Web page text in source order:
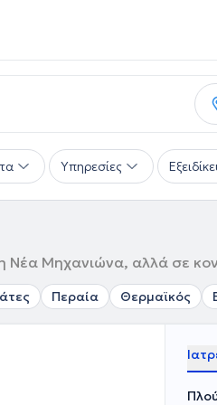
Υπηρεσίες
Μηχανιώνα, αλλά σε
Περαία Θερμαϊκός